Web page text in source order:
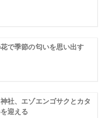
で季節の匂いを思い出す
社、エゾエンゴサクとカタ
迎える